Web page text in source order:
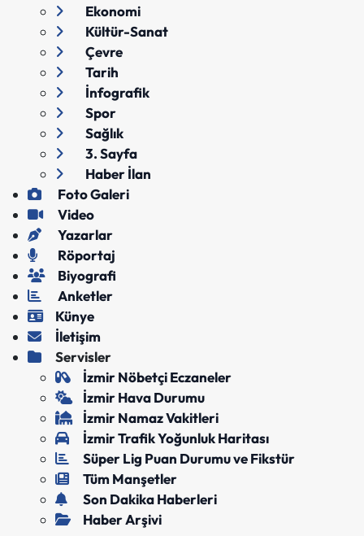
Ekonomi
Kültür-Sanat
Çevre
Tarih
İnfografik
Spor
Sağlık
3. Sayfa
Haber İlan
Foto Galeri
Video
Yazarlar
Röportaj
Biyografi
Anketler
Künye
İletişim
Servisler
İzmir Nöbetçi Eczaneler
İzmir Hava Durumu
İzmir Namaz Vakitleri
İzmir Trafik Yoğunluk Haritası
Süper Lig Puan Durumu ve Fikstür
Tüm Manşetler
Son Dakika Haberleri
Haber Arşivi